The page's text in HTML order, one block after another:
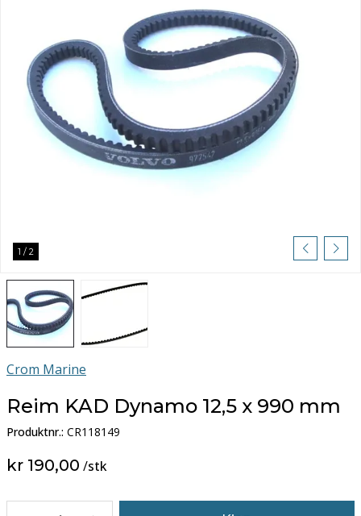
1 / 2
Crom Marine
Reim KAD Dynamo 12,5 x 990 mm
Produktnr.: CR118149
kr 190,00 /stk